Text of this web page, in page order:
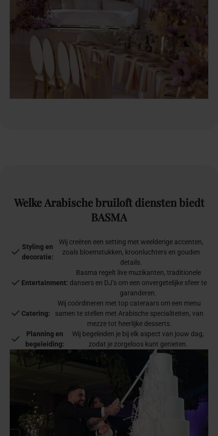
WelkeArabischebruiloft dienstenbiedt
BASMA
Styling en
decoratie:
Wij creëren een setting met weelderige accenten,
zoals bloemstukken, kroonluchters en gouden
details.
Entertainment:
Basma regelt live muzikanten, traditionele
dansers en DJ’s om een onvergetelijke sfeer te
garanderen.
Catering:
Wij coördineren met top cateraars om een menu
samen te stellen met Arabische specialiteiten, van
mezze tot heerlijke desserts.
Planning en
begeleiding:
Wij begeleiden je bij elk aspect van jouw dag,
zodat je zorgeloos kunt genieten.